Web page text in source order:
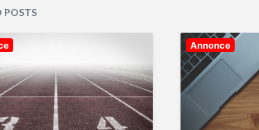
n
POSTS
Annonce